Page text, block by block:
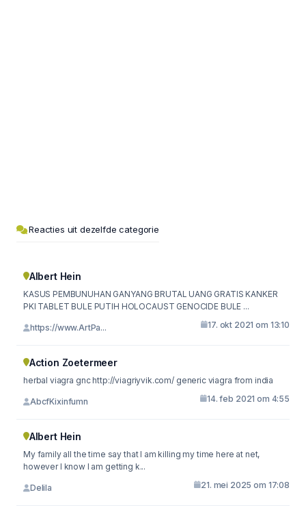
Reacties uit dezelfde categorie
Albert Hein
KASUS PEMBUNUHAN GANYANG BRUTAL UANG GRATIS KANKER
PKI TABLET BULE PUTIH HOLOCAUST GENOCIDE BULE ...
https://www.ArtPa... 17. okt 2021 om 13:10
Action Zoetermeer
herbal viagra gnc http://viagriyvik.com/ generic viagra from india
AbcfKixinfumn 14. feb 2021 om 4:55
Albert Hein
My family all the time say that I am killing my time here at net,
however I know I am getting k...
Delila 21. mei 2025 om 17:08